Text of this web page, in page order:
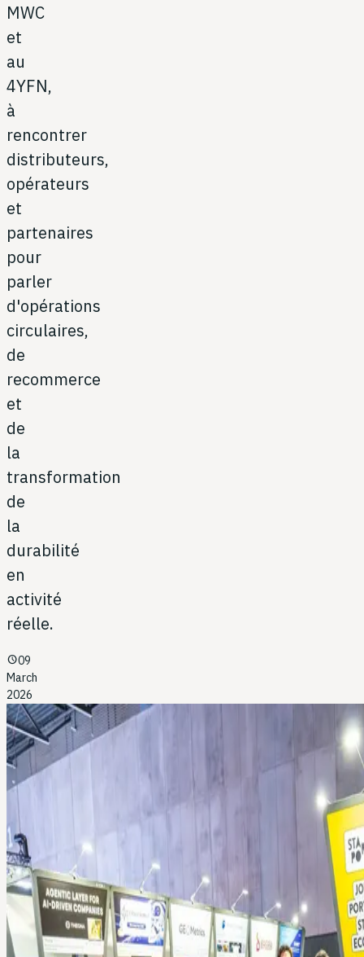
MWC
et
au
4YFN,
à
rencontrer
distributeurs,
opérateurs
et
partenaires
pour
parler
d'opérations
circulaires,
de
recommerce
et
de
la
transformation
de
la
durabilité
en
activité
réelle.
schedule09
March
2026